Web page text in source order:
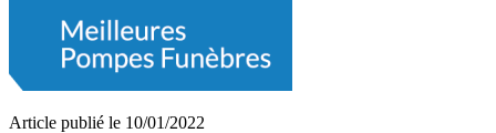
Article publié le 10/01/2022